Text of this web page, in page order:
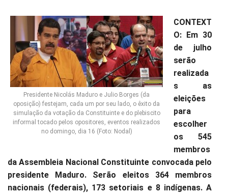
Presidente Nicolás Maduro e Julio Borges (da
oposição) festejam, cada um por seu lado, o êxito da
simulação da votação da Constituinte e do plebiscito
informal tocado pelos opositores, eventos realizados
no domingo, dia 16 (Foto: Nodal)
CONTEXT
O: Em 30
de julho
serão
realizada
s as
eleições
para
escolher
os 545
membros
da Assembleia Nacional Constituinte convocada pelo
presidente Maduro. Serão eleitos 364 membros
nacionais (federais), 173 setoriais e 8 indígenas. A